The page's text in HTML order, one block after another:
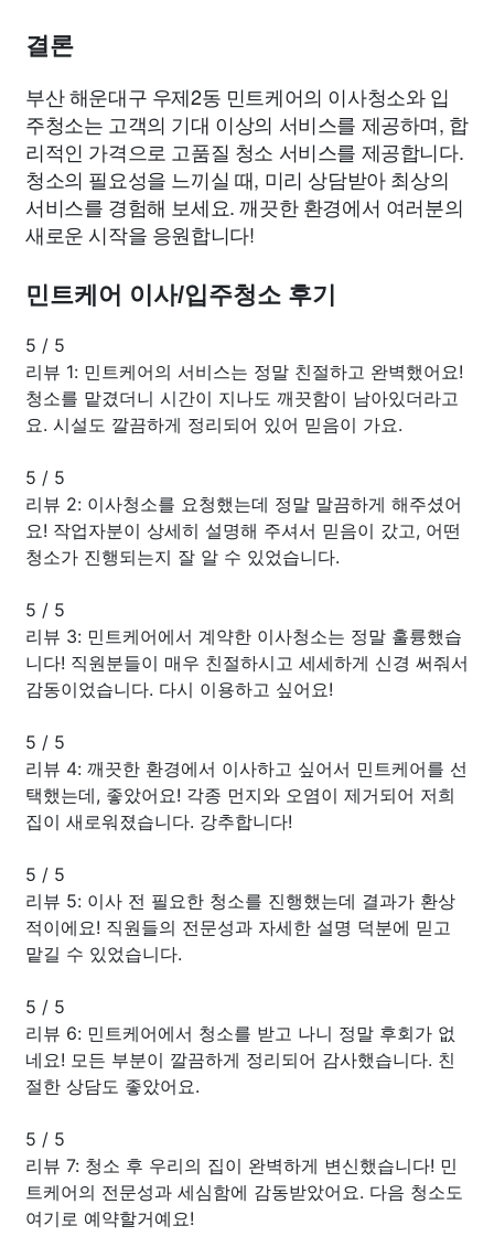
결론
부산 해운대구 우제2동 민트케어의 이사청소와 입
주청소는 고객의 기대 이상의 서비스를 제공하며, 합
리적인 가격으로 고품질 청소 서비스를 제공합니다.
청소의 필요성을 느끼실 때, 미리 상담받아 최상의
서비스를 경험해 보세요. 깨끗한 환경에서 여러분의
새로운 시작을 응원합니다!
민트케어 이사/입주청소 후기
5 / 5
리뷰 1: 민트케어의 서비스는 정말 친절하고 완벽했어요!
청소를 맡겼더니 시간이 지나도 깨끗함이 남아있더라고
요. 시설도 깔끔하게 정리되어 있어 믿음이 가요.
5 / 5
리뷰 2: 이사청소를 요청했는데 정말 말끔하게 해주셨어
요! 작업자분이 상세히 설명해 주셔서 믿음이 갔고, 어떤
청소가 진행되는지 잘 알 수 있었습니다.
5 / 5
리뷰 3: 민트케어에서 계약한 이사청소는 정말 훌륭했습
니다! 직원분들이 매우 친절하시고 세세하게 신경 써줘서
감동이었습니다. 다시 이용하고 싶어요!
5 / 5
리뷰 4: 깨끗한 환경에서 이사하고 싶어서 민트케어를 선
택했는데, 좋았어요! 각종 먼지와 오염이 제거되어 저희
집이 새로워졌습니다. 강추합니다!
5 / 5
리뷰 5: 이사 전 필요한 청소를 진행했는데 결과가 환상
적이에요! 직원들의 전문성과 자세한 설명 덕분에 믿고
맡길 수 있었습니다.
5 / 5
리뷰 6: 민트케어에서 청소를 받고 나니 정말 후회가 없
네요! 모든 부분이 깔끔하게 정리되어 감사했습니다. 친
절한 상담도 좋았어요.
5 / 5
리뷰 7: 청소 후 우리의 집이 완벽하게 변신했습니다! 민
트케어의 전문성과 세심함에 감동받았어요. 다음 청소도
여기로 예약할거예요!